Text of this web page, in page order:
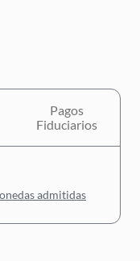
Pagos
Fiduciarios
admitidas